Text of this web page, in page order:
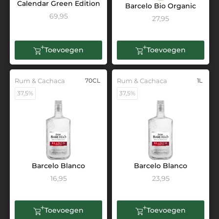
Calendar Green Edition
69,95
Toevoegen
Barcelo Bio Organic
27,95
Toevoegen
Rum & Cachaca
70CL
37,5%
Barcelo Blanco
16,95
Toevoegen
Rum & Cachaca
1L
37,5%
Barcelo Blanco
23,95
Toevoegen